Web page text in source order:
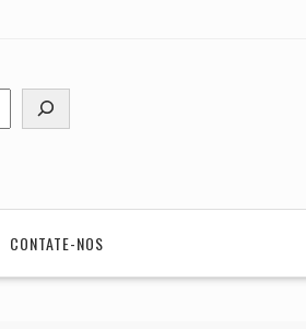
CONTATE-NOS